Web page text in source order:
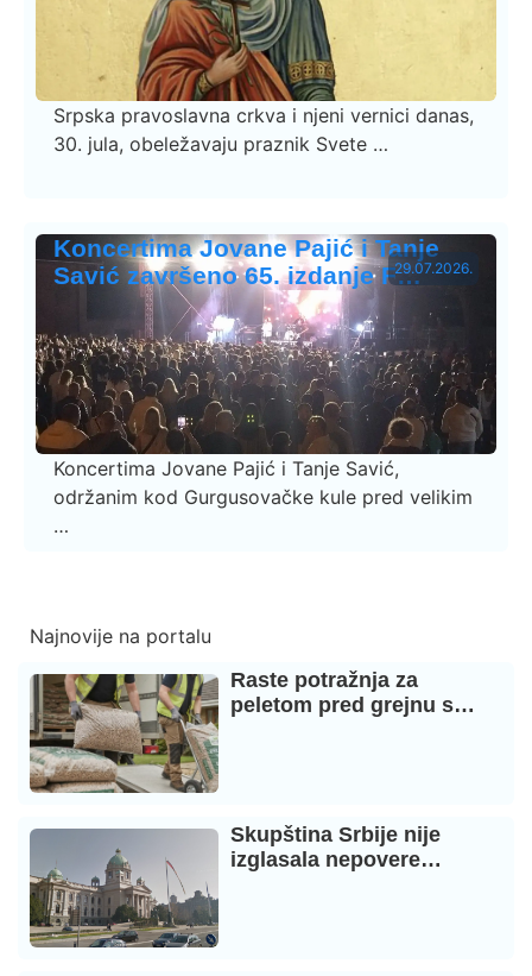
Srpska pravoslavna crkva i njeni vernici danas,
30. jula, obeležavaju praznik Svete …
29.07.2026.
Koncertima Jovane Pajić i Tanje
Savić završeno 65. izdanje F…
Koncertima Jovane Pajić i Tanje Savić,
održanim kod Gurgusovačke kule pred velikim
…
Najnovije na portalu
Raste potražnja za
peletom pred grejnu s…
Skupština Srbije nije
izglasala nepovere…